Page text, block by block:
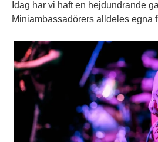
Idag har vi haft en hejdundrande
Miniambassadörers alldeles egna